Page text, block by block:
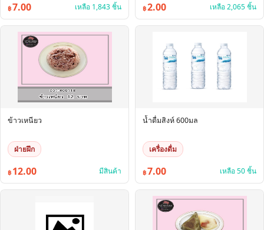
฿7.00 เหลือ 1,843 ชิ้น ฿2.00 เหลือ 2,065 ชิ้น
ข้าวเหนียว
ฝ่ายฝึก
฿ 12.00 มีสินค้า
น้ำดื่มสิงห์ 600มล
เครื่องดื่ม
฿7.00 เหลือ 50 ชิ้น